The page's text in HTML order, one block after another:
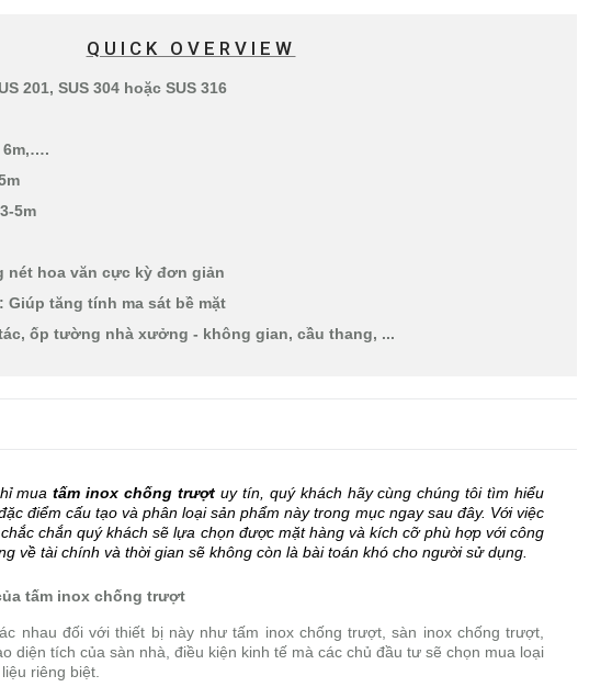
QUICK OVERVIEW
201, SUS 304 hoặc SUS 316
6m,….
5m
nét hoa văn cực kỳ đơn giản
Giúp tăng tính ma sát bề mặt
ốp tường nhà xưởng - không gian, cầu thang, ...
muatấm inox chống trượt uy tín, quý khách hãy cùng chúng tôi tìm hiểu
điểm cấu tạo và phân loại sản phẩm này trong mục ngay sau đây. Với việc
chắn quý khách sẽ lựa chọn được mặt hàng và kích cỡ phù hợp với công
về tài chính và thời gian sẽ không còn là bài toán khó cho người sử dụng.
tấm inox chống trượt
nhau đối với thiết bị này như tấm inox chống trượt, sàn inox chống trượt,
diện tích của sàn nhà, điều kiện kinh tế mà các chủ đầu tư sẽ chọn mua loại
riêng biệt.